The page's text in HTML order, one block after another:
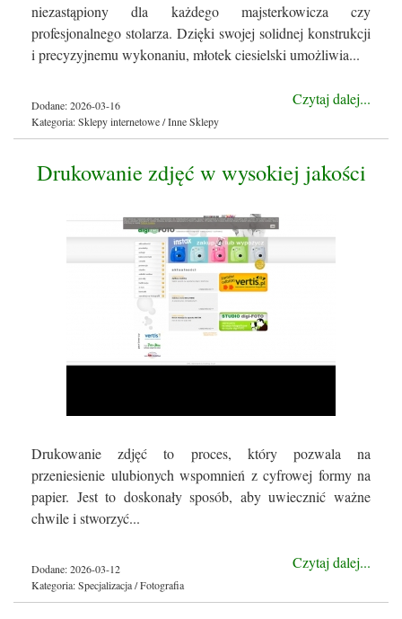
niezastąpiony dla każdego majsterkowicza czy
profesjonalnego stolarza. Dzięki swojej solidnej konstrukcji
i precyzyjnemu wykonaniu, młotek ciesielski umożliwia...
Czytaj dalej...
Dodane: 2026-03-16
Kategoria: Sklepy internetowe / Inne Sklepy
Drukowanie zdjęć w wysokiej jakości
Drukowanie zdjęć to proces, który pozwala na
przeniesienie ulubionych wspomnień z cyfrowej formy na
papier. Jest to doskonały sposób, aby uwiecznić ważne
chwile i stworzyć...
Czytaj dalej...
Dodane: 2026-03-12
Kategoria: Specjalizacja / Fotografia